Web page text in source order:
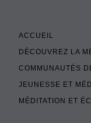
ACCUEIL
DÉCOUVREZ LA
COMMUNAUTÉS
JEUNESSE ET
MÉDITATION ET